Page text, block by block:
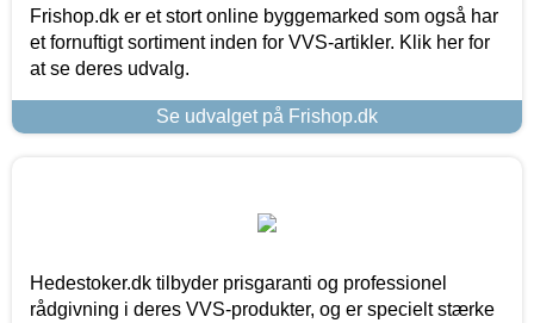
Frishop.dk er et stort online byggemarked som også har
et fornuftigt sortiment inden for VVS-artikler. Klik her for
at se deres udvalg.
Se udvalget på Frishop.dk
Hedestoker.dk tilbyder prisgaranti og professionel
rådgivning i deres VVS-produkter, og er specielt stærke